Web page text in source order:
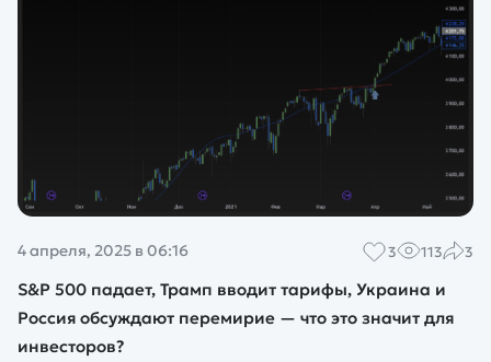
4 апреля, 2025 в 06:16 3 113 3
S&P 500 падает, Трамп вводит тарифы, Украина и
Россия обсуждают перемирие — что это значит для
инвесторов?